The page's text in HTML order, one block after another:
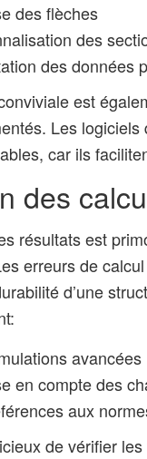
des flèches
des
des données
est
Les
car ils
des
résultats est
erreurs de
d’une
avancées
en compte des
aux
de vérifier